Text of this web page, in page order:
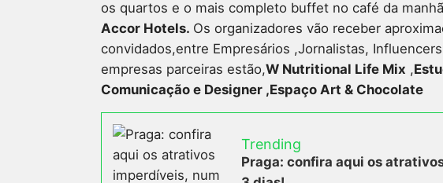
os quartos e o mais completo buffet no café da
Accor Hotels. Os organizadores vão receber
convidados,entre Empresários ,Jornalistas,
empresas parceiras estão,W Nutritional Life Mix ,
Comunicação e Designer ,Espaço Art & Chocolate
Trending
Praga: confira aqui os